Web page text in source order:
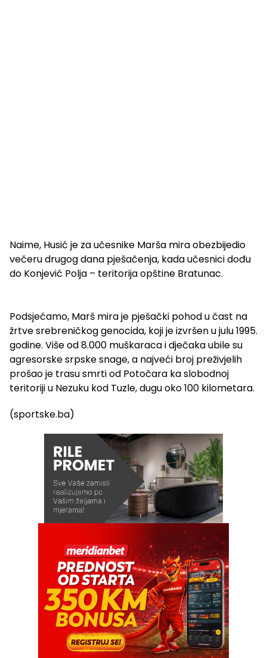
Naime, Husić je za učesnike Marša mira obezbijedio
večeru drugog dana pješačenja, kada učesnici dođu
do Konjević Polja – teritorija opštine Bratunac.
Podsjećamo, Marš mira je pješački pohod u čast na
žrtve srebreničkog genocida, koji je izvršen u julu 1995.
godine. Više od 8.000 muškaraca i dječaka ubile su
agresorske srpske snage, a najveći broj preživjelih
prošao je trasu smrti od Potočara ka slobodnoj
teritoriji u Nezuku kod Tuzle, dugu oko 100 kilometara.
(sportske.ba)